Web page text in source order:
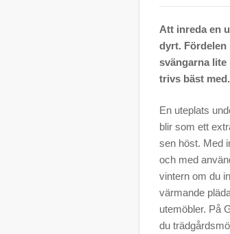
Att inreda en
dyrt. Fördelen
svängarna lite
trivs bäst med.
En uteplats
blir som ett
sen höst. Med
och med
vintern om du
värmande
utemöbler. På
du